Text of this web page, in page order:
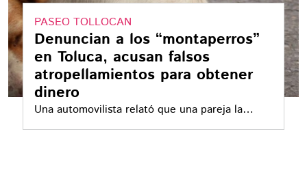
PASEO TOLLOCAN
Denuncian a los “montaperros”
en Toluca, acusan falsos
atropellamientos para obtener
dinero
Una automovilista relató que una pareja la
acusó de atropellar a un perro y le impidió